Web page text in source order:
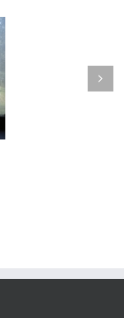
Passage #016